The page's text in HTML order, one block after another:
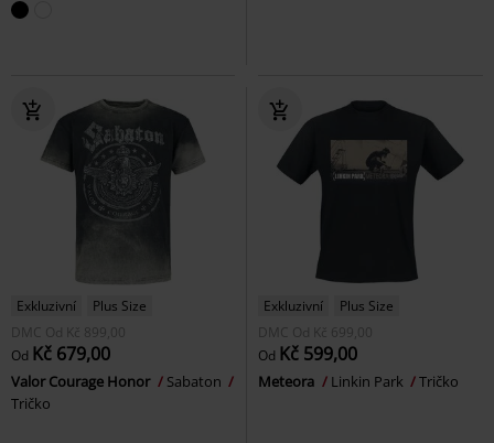
Exkluzivní
Plus Size
DMC Od Kč 899,00
Od Kč 679,00
Valor Courage Honor
Sabaton
Tričko
Exkluzivní
Plus Size
DMC Od Kč 699,00
Od Kč 599,00
Meteora Linkin Park Tričko